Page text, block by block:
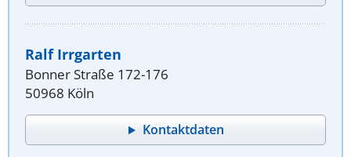
Ralf Irrgarten
Bonner Straße 172-176
50968 Köln
Kontaktdaten